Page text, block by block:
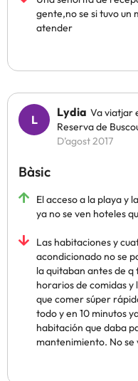
gente,no se si tuvo un
atender
Lydia Va viatjar
Reserva de
D’agost 2017
Bàsic
El acceso a la playa y
ya no se ven hoteles
Las habitaciones y
acondicionado no se
la quitaban antes de q
horarios de comidas y
que comer súper
todo y en 10 minutos
habitación que daba
mantenimiento. No se